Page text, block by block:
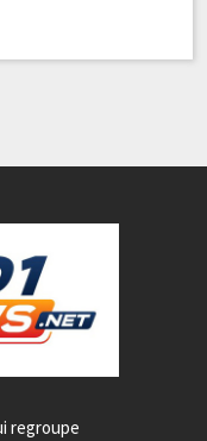
regroupe